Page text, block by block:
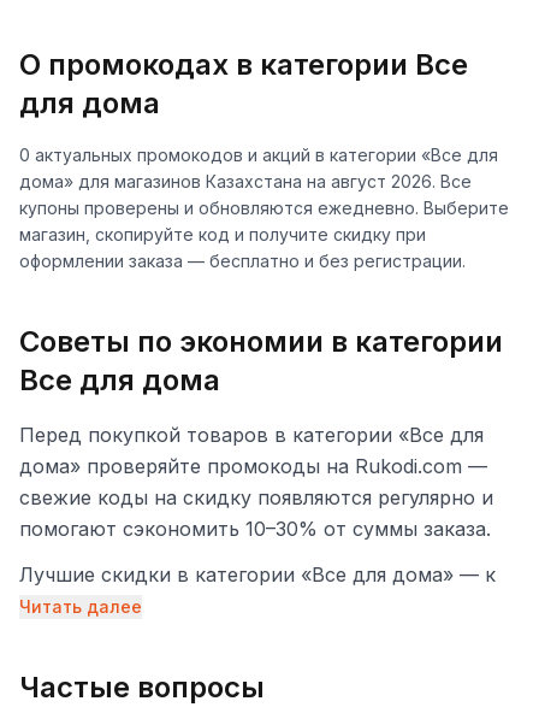
О промокодах в категории Все
для дома
0 актуальных промокодов и акций в категории «Все для
дома» для магазинов Казахстана на август 2026. Все
купоны проверены и обновляются ежедневно. Выберите
магазин, скопируйте код и получите скидку при
оформлении заказа — бесплатно и без регистрации.
Советы по экономии в категории
Все для дома
Перед покупкой товаров в категории «Все для
дома» проверяйте промокоды на Rukodi.com —
свежие коды на скидку появляются регулярно и
помогают сэкономить 10–30% от суммы заказа.
Лучшие скидки в категории «Все для дома» — к
Чёрной пятнице, Новому году и в межсезонье.
экономии.
Читать далее
Частые вопросы